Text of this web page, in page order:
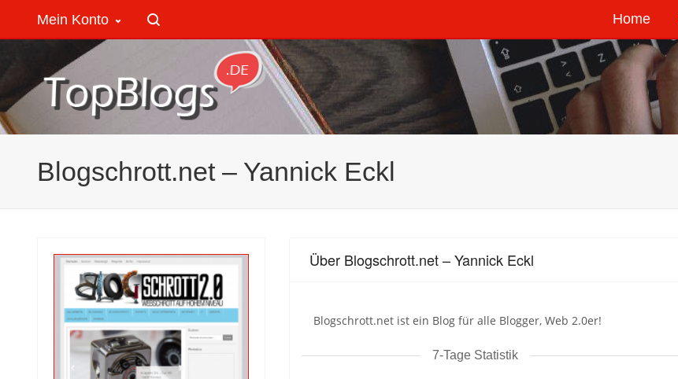
Home
Mein Konto
Blogschrott.net – Yannick Eckl
Über Blogschrott.net – Yannick Eckl
Blogschrott.net ist ein Blog für alle Blogger, Web 2.0er!
7-Tage Statistik